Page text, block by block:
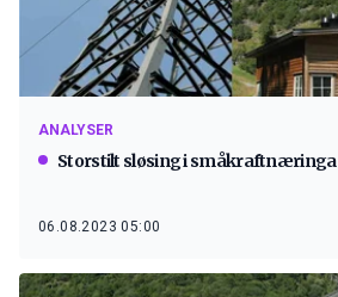
ANALYSER
Storstilt sløsing i småkraftnæringa
06.08.2023 05:00